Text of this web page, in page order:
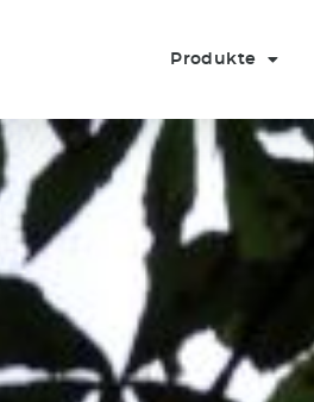
Produkte